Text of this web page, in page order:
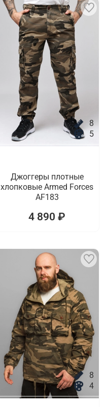
8
5
Джоггеры плотные
хлопковые Armed Forces
AF183
4 890 ₽
8
4